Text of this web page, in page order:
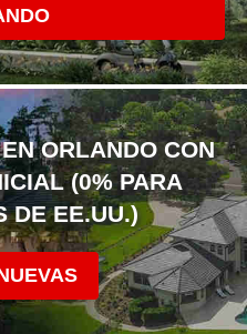
ORLANDO CON
(0% PARA
DE EE.UU.)